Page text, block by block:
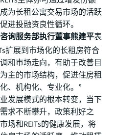
为长租公寓交易市场的活跃
进投融资良性循环。
询服务部执行董事熊建平表
扩展到市场化的长租房符合
和市场走向，有助于改善目
主的市场结构，促进住房租
、机构化、专业化。”
发展模式的根本转变，当下
求不断攀升，政策利好之
场和REITs的健康发展，将